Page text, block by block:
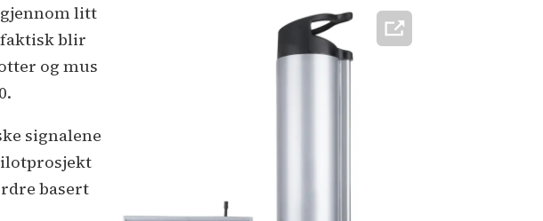
litt
blir
og mus
signalene
basert